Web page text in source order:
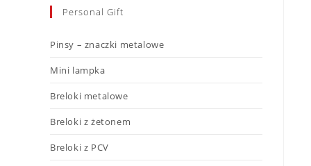
Personal Gift
Pinsy – znaczki metalowe
Mini lampka
Breloki metalowe
Breloki z żetonem
Breloki z PCV